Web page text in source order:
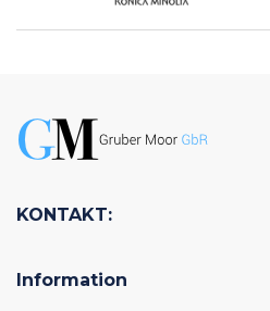
KONTAKT:
Information